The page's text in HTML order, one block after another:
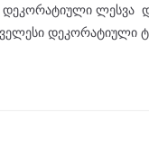
ლესვა
დეკორატიული